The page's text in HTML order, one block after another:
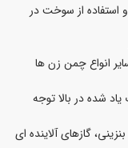
استفاده از سوخت در
انواع چمن زن ها
یاد شده در بالا توجه
گازهای آلاینده ای